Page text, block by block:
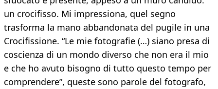
un crocifisso. Mi impressiona, quel segno
trasforma la mano abbandonata del pugile in una
Crocifissione. “Le mie fotografie (…) siano presa di
coscienza di un mondo diverso che non era il mio
e che ho avuto bisogno di tutto questo tempo per
comprendere”, queste sono parole del fotografo,